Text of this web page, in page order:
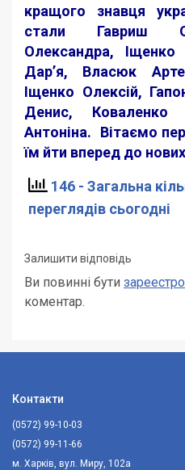
кращого знавця
стали Гавриш
Олександра, Іщенко
Дар’я, Власюк
Іщенко Олексій,
Денис, Коваленко
Антоніна. Вітаємо
їм йти вперед до
146 - Загальна
переглядів сьогодні
Залишити відповідь
Ви повинні бути
коментар.
Контакти
(0572) 99-10-03
(0572) 99-11-66
м. Харків, вул. Миру, 102а